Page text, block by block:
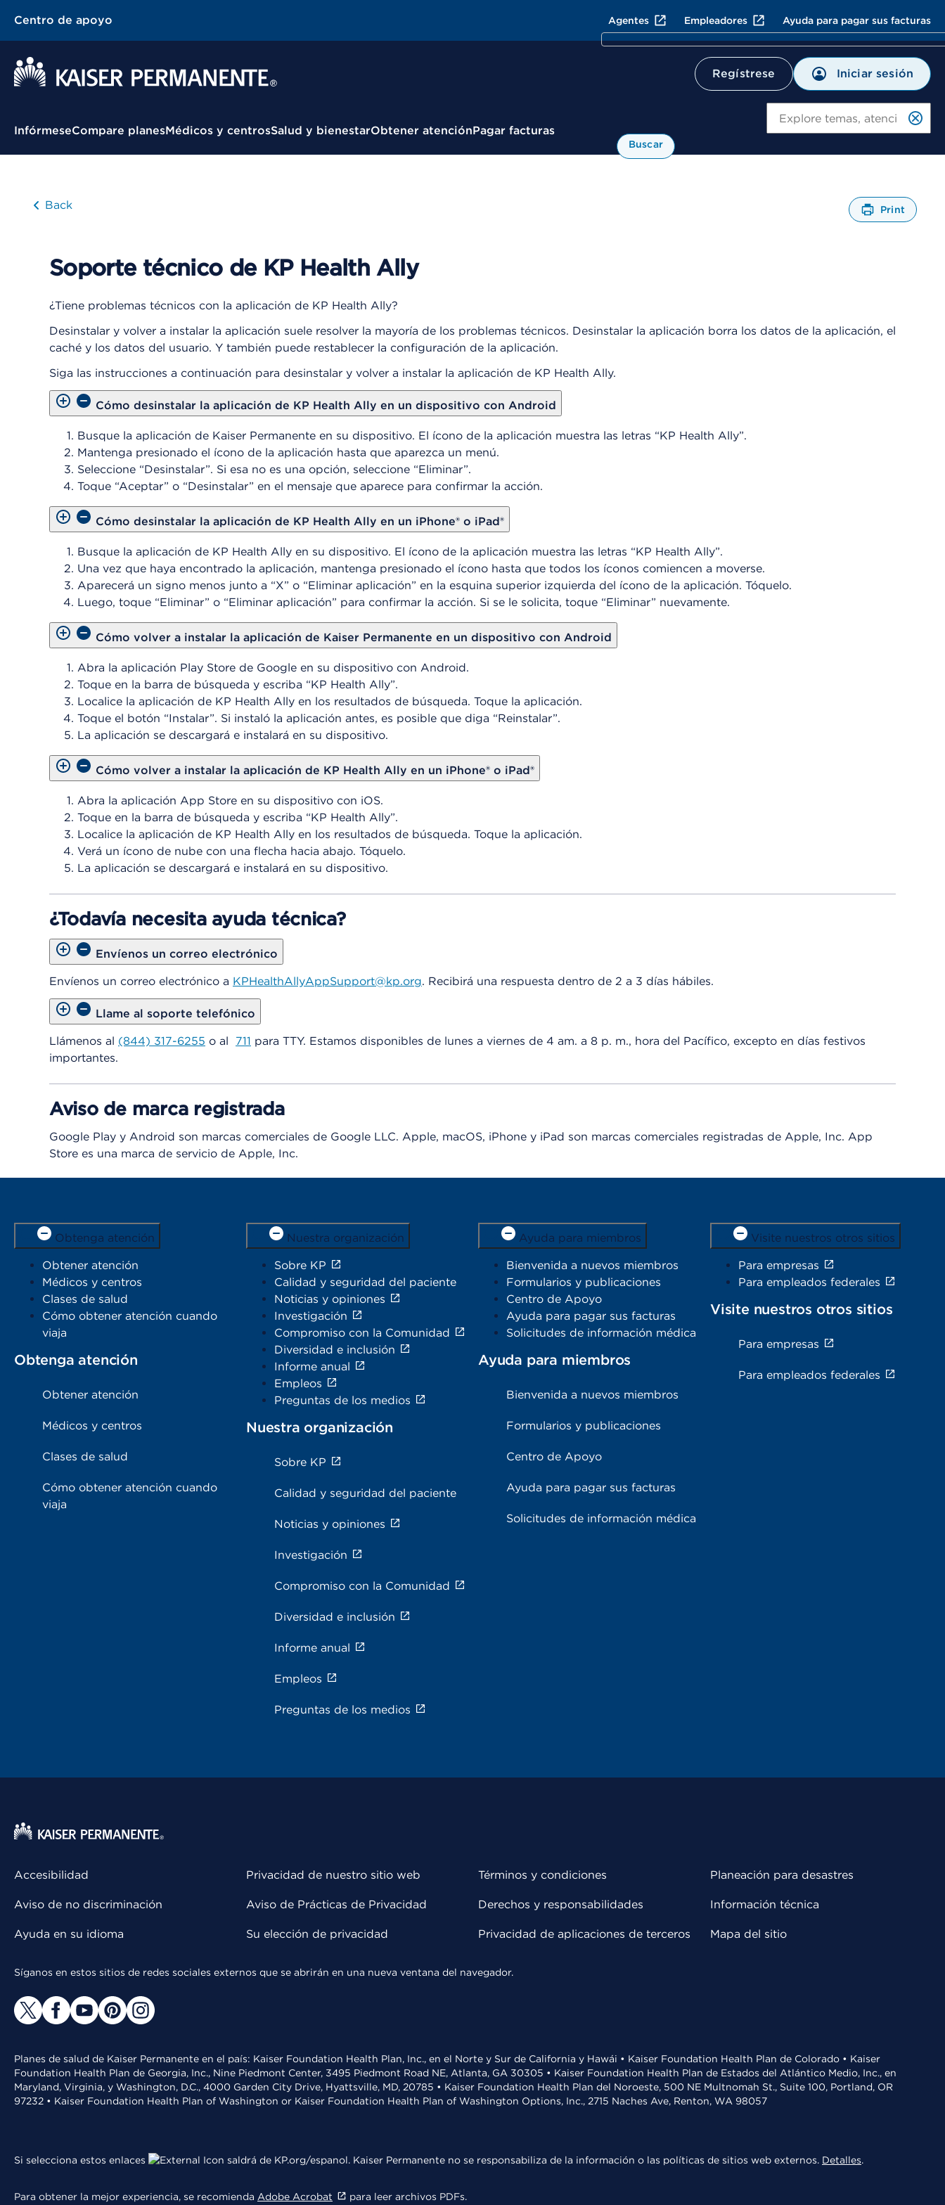
Centro de apoyo Agentes Empleadores Ayuda para pagar sus facturas
Regístrese Iniciar sesión
Menú contextual
InfórmeseCompare planesMédicos y centrosSalud y bienestarObtener atenciónPagar facturas
Buscar
Back
Print
A
a
Soporte técnico de KP Health Ally
¿Tiene problemas técnicos con la aplicación de KP Health Ally?
Desinstalar y volver a instalar la aplicación suele resolver la mayoría de los problemas técnicos. Desinstalar la aplicación borra los datos de la aplicación, el
caché y los datos del usuario. Y también puede restablecer la configuración de la aplicación.
Siga las instrucciones a continuación para desinstalar y volver a instalar la aplicación de KP Health Ally.
Cómo desinstalar la aplicación de KP Health Ally en un dispositivo con Android
Busque la aplicación de Kaiser Permanente en su dispositivo. El ícono de la aplicación muestra las letras “KP Health Ally”.
Mantenga presionado el ícono de la aplicación hasta que aparezca un menú.
Seleccione “Desinstalar”. Si esa no es una opción, seleccione “Eliminar”.
Toque “Aceptar” o “Desinstalar” en el mensaje que aparece para confirmar la acción.
Cómo desinstalar la aplicación de KP Health Ally en un iPhone® o iPad®
Busque la aplicación de KP Health Ally en su dispositivo. El ícono de la aplicación muestra las letras “KP Health Ally”.
Una vez que haya encontrado la aplicación, mantenga presionado el ícono hasta que todos los íconos comiencen a moverse.
Aparecerá un signo menos junto a “X” o “Eliminar aplicación” en la esquina superior izquierda del ícono de la aplicación. Tóquelo.
Luego, toque “Eliminar” o “Eliminar aplicación” para confirmar la acción. Si se le solicita, toque “Eliminar” nuevamente.
Cómo volver a instalar la aplicación de Kaiser Permanente en un dispositivo con Android
Abra la aplicación Play Store de Google en su dispositivo con Android.
Toque en la barra de búsqueda y escriba “KP Health Ally”.
Localice la aplicación de KP Health Ally en los resultados de búsqueda. Toque la aplicación.
Toque el botón “Instalar”. Si instaló la aplicación antes, es posible que diga “Reinstalar”.
La aplicación se descargará e instalará en su dispositivo.
Cómo volver a instalar la aplicación de KP Health Ally en un iPhone® o iPad®
Abra la aplicación App Store en su dispositivo con iOS.
Toque en la barra de búsqueda y escriba “KP Health Ally”.
Localice la aplicación de KP Health Ally en los resultados de búsqueda. Toque la aplicación.
Verá un ícono de nube con una flecha hacia abajo. Tóquelo.
La aplicación se descargará e instalará en su dispositivo.
¿Todavía necesita ayuda técnica?
Envíenos un correo electrónico
Envíenos un correo electrónico a KPHealthAllyAppSupport@kp.org. Recibirá una respuesta dentro de 2 a 3 días hábiles.
Llame al soporte telefónico
Llámenos al (844) 317-6255 o al 711 para TTY. Estamos disponibles de lunes a viernes de 4 am. a 8 p. m., hora del Pacífico, excepto en días festivos
importantes.
Aviso de marca registrada
Google Play y Android son marcas comerciales de Google LLC. Apple, macOS, iPhone y iPad son marcas comerciales registradas de Apple, Inc. App
Store es una marca de servicio de Apple, Inc.
Obtenga atención
Obtener atención
Médicos y centros
Clases de salud
Cómo obtener atención cuando
viaja
Obtenga atención
Obtener atención
Médicos y centros
Clases de salud
Cómo obtener atención cuando
viaja
Nuestra organización
Sobre KP
Calidad y seguridad del paciente
Noticias y opiniones
Investigación
Compromiso con la Comunidad
Diversidad e inclusión
Informe anual
Empleos
Preguntas de los medios
Nuestra organización
Sobre KP
Calidad y seguridad del paciente
Noticias y opiniones
Investigación
Compromiso con la Comunidad
Diversidad e inclusión
Informe anual
Empleos
Preguntas de los medios
Ayuda para miembros
Bienvenida a nuevos miembros
Formularios y publicaciones
Centro de Apoyo
Ayuda para pagar sus facturas
Solicitudes de información médica
Ayuda para miembros
Bienvenida a nuevos miembros
Formularios y publicaciones
Centro de Apoyo
Ayuda para pagar sus facturas
Solicitudes de información médica
Visite nuestros otros sitios
Para empresas
Para empleados federales
Visite nuestros otros sitios
Para empresas
Para empleados federales
Accesibilidad
Aviso de no discriminación
Ayuda en su idioma
Privacidad de nuestro sitio web
Aviso de Prácticas de Privacidad
Su elección de privacidad
Términos y condiciones
Derechos y responsabilidades
Privacidad de aplicaciones de terceros
Planeación para desastres
Información técnica
Mapa del sitio
Síganos en estos sitios de redes sociales externos que se abrirán en una nueva ventana del navegador.
Planes de salud de Kaiser Permanente en el país: Kaiser Foundation Health Plan, Inc., en el Norte y Sur de California y Hawái • Kaiser Foundation Health Plan de Colorado • Kaiser
Foundation Health Plan de Georgia, Inc., Nine Piedmont Center, 3495 Piedmont Road NE, Atlanta, GA 30305 • Kaiser Foundation Health Plan de Estados del Atlántico Medio, Inc., en
Maryland, Virginia, y Washington, D.C., 4000 Garden City Drive, Hyattsville, MD, 20785 • Kaiser Foundation Health Plan del Noroeste, 500 NE Multnomah St., Suite 100, Portland, OR
97232 • Kaiser Foundation Health Plan of Washington or Kaiser Foundation Health Plan of Washington Options, Inc., 2715 Naches Ave, Renton, WA 98057
Si selecciona estos enlaces saldrá de KP.org/espanol. Kaiser Permanente no se responsabiliza de la información o las políticas de sitios web externos. Detalles.
Para obtener la mejor experiencia, se recomienda Adobe Acrobat para leer archivos PDFs.